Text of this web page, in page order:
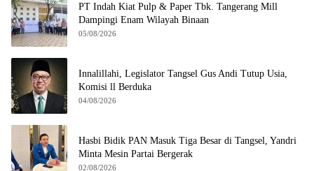
PT Indah Kiat Pulp & Paper Tbk. Tangerang Mill
Dampingi Enam Wilayah Binaan
05/08/2026
Innalillahi, Legislator Tangsel Gus Andi Tutup Usia,
Komisi ll Berduka
04/08/2026
Hasbi Bidik PAN Masuk Tiga Besar di Tangsel, Yandri
Minta Mesin Partai Bergerak
02/08/2026